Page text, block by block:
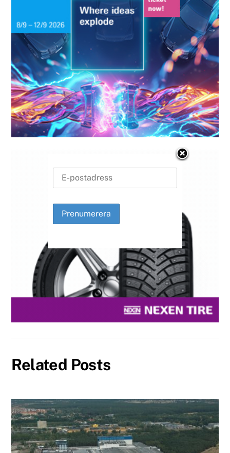
Related Posts